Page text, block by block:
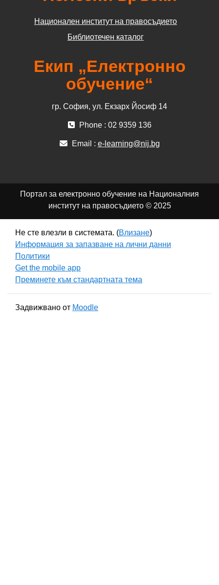
Национален институт на правосъдието
Библиотечен каталог
Екип „Електронно
обучение“
гр. София, ул. Екзарх Йосиф 14
Phone : 02 9359 136
Email : e-learning@nij.bg
Портал за електронно обучение на Националния
институт на правосъдието © 2025
Не сте влезли в системата. (Влизане)
Информация за запазване на лични данни
Политики
Get the mobile app
Преминете към стандартната тема
Задвижвано от Moodle